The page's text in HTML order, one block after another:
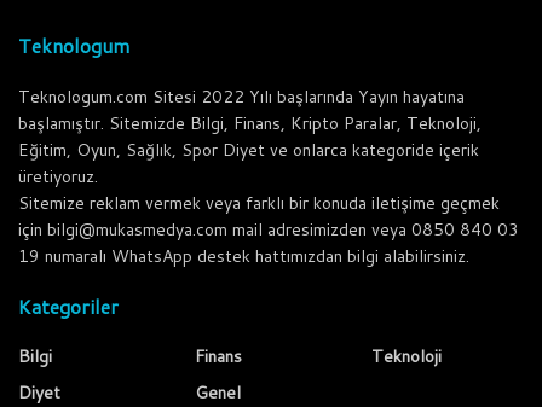
Teknologum
Teknologum.com Sitesi 2022 Yılı başlarında Yayın hayatına
başlamıştır. Sitemizde Bilgi, Finans, Kripto Paralar, Teknoloji,
Eğitim, Oyun, Sağlık, Spor Diyet ve onlarca kategoride içerik
üretiyoruz.
Sitemize reklam vermek veya farklı bir konuda iletişime geçmek
için bilgi@mukasmedya.com mail adresimizden veya 0850 840 03
19 numaralı WhatsApp destek hattımızdan bilgi alabilirsiniz.
Kategoriler
Bilgi
Diyet
Finans
Genel
Teknoloji